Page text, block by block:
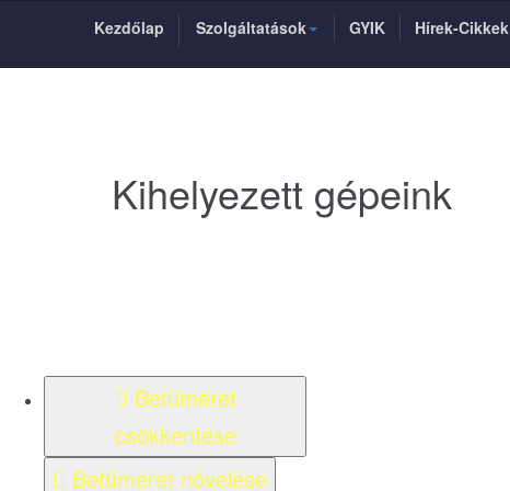
Kezdőlap Szolgáltatások GYIK Hírek-Cikkek
Kihelyezett gépeink
Betűméret
csökkentése
Betűméret növelése